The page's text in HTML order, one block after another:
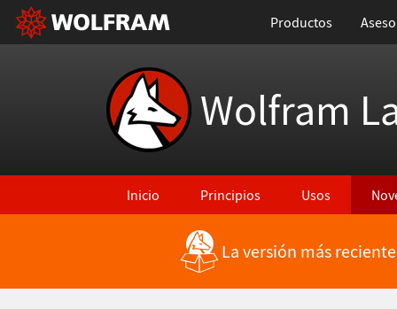
Productos
Wolfram
Inicio Principios Usos
La versión más